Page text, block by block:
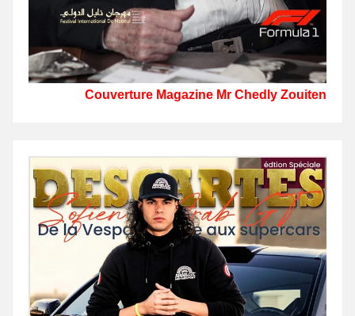
Couverture Magazine Mr Chedly Zouiten